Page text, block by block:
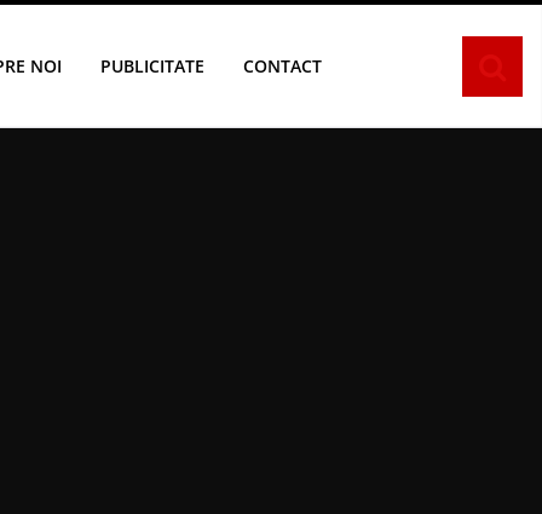
NOI PUBLICITATE CONTACT